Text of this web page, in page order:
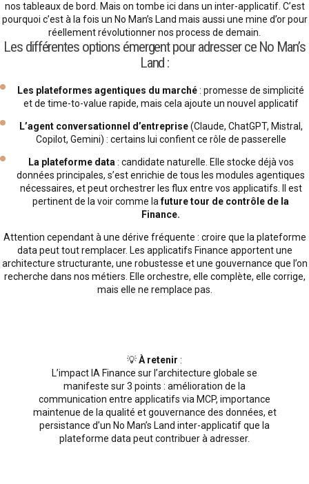
nos tableaux de bord. Mais on tombe ici dans un inter-applicatif. C’est
pourquoi c’est à la fois un No Man’s Land mais aussi une mine d’or pour
réellement révolutionner nos process de demain.
Les différentes options émergent pour adresser ce No Man’s
Land :
Les plateformes agentiques du marché: promesse de simplicité
et de time-to-value rapide, mais cela ajoute un nouvel applicatif
L’agent conversationnel d’entreprise(Claude, ChatGPT, Mistral,
Copilot, Gemini) : certains lui confient ce rôle de passerelle
La plateforme data : candidate naturelle. Elle stocke déjà vos
données principales, s’est enrichie de tous les modules agentiques
nécessaires, et peut orchestrer les flux entre vos applicatifs. Il est
pertinent de la voir comme lafuture tour de contrôle de la
Finance.
Attention cependant à une dérive fréquente : croire que la plateforme
data peut tout remplacer. Les applicatifs Finance apportent une
architecture structurante, une robustesse et une gouvernance que l’on
recherche dans nos métiers. Elle orchestre, elle complète, elle corrige,
mais elle ne remplace pas.
💡À retenir :
L’impact IA Finance sur l’architecture globale se
manifeste sur 3 points : amélioration de la
communication entre applicatifs via MCP, importance
maintenue de la qualité et gouvernance des données, et
persistance d’un No Man’s Land inter-applicatif que la
plateforme data peut contribuer à adresser.